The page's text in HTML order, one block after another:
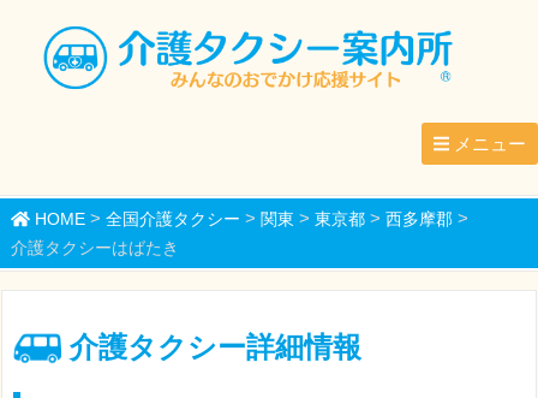
メニュー
HOME> 全国介護タクシー > 関東 > 東京都> 西多摩郡>
介護タクシーはばたき
介護タクシー詳細情報